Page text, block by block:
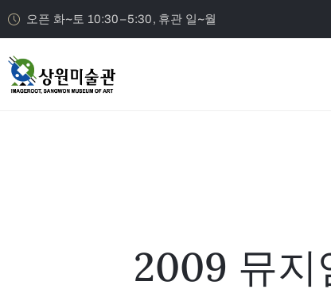
오픈 화~토 10:30–5:30, 휴관 일~월
2009 뮤지